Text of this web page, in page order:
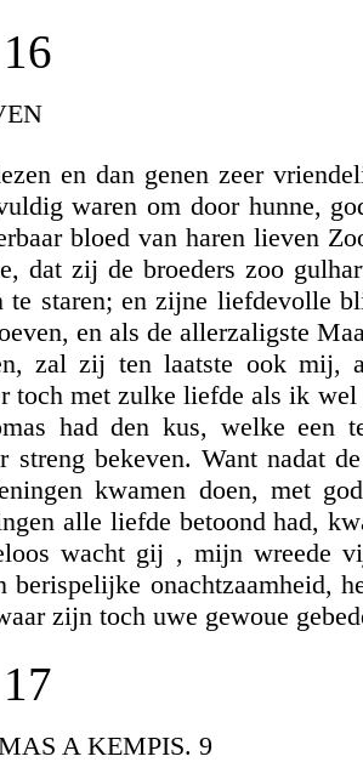
en dan genen zeer
waren om door hunne,
bloed van haren lieven
dat zij de broeders zoo
te staren; en zijne liefdevolle
en als de allerzaligste
zal zij ten laatste ook
toch met zulke liefde als ik
had den kus, welke een
streng bekeven. Want nadat
kwamen doen, met
alle liefde betoond had,
wacht gij , mijn wreede
berispelijke onachtzaamheid,
zijn toch uwe gewoue
A KEMPIS. 9